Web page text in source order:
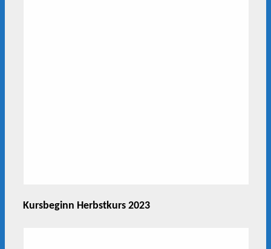
Kursbeginn Herbstkurs 2023